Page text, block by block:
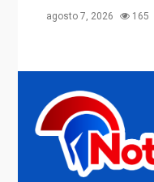
agosto 7, 2026 165